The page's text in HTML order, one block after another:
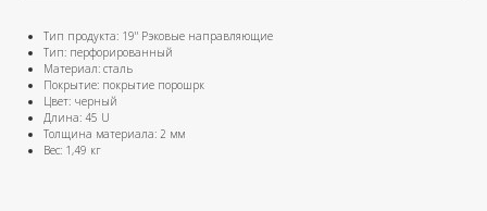
Тип продукта: 19" Рэковые направляющие
Тип: перфорированный
Материал: сталь
Покрытие: покрытие порошрк
Цвет: черный
Длина: 45 U
Толщина материала: 2 мм
Вес: 1,49 кг